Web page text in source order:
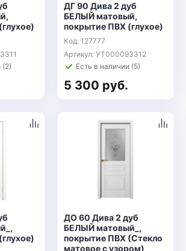
(2)
ДГ 90 Дива 2 дуб
БЕЛЫЙ матовый,
покрытие ПВХ (глухое)
Код: 127777
Артикул: УТ000093312
Есть в наличии (5)
5 300 руб.
ДО 60 Дива 2 дуб
БЕЛЫЙ матовый_,
покрытие ПВХ (Стекло
матовое с узором)